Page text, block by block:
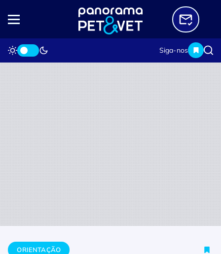
Siga-nos
Home Orientação Governo de Santa Catarina restringe
ORIENTAÇÃO